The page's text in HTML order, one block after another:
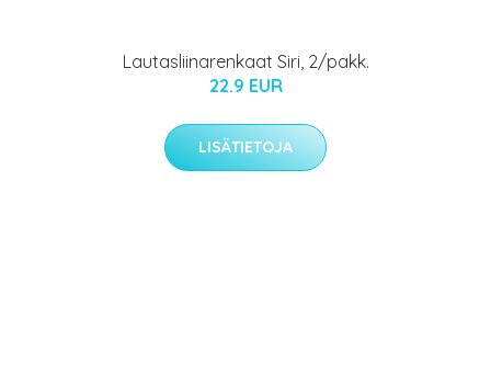
Lautasliinarenkaat Siri, 2/pakk.
22.9 EUR
LISÄTIETOJA